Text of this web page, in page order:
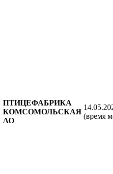
ПТИЦЕФАБРИКА
КОМСОМОЛЬСКАЯ
АО
(время